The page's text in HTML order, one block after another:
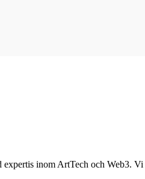
inom ArtTech och Web3. Vi